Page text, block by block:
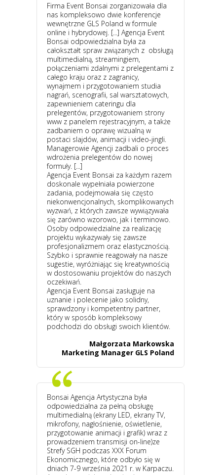
Firma Event Bonsai zorganizowała dla
nas kompleksowo dwie konferencje
wewnętrzne GLS Poland w formule
online i hybrydowej. [...] Agencja Event
Bonsai odpowiedzialna była za
całokształt spraw związanych z obsługą
multimedialną, streamingiem,
połączeniami zdalnymi z prelegentami z
całego kraju oraz z zagranicy,
wynajmem i przygotowaniem studia
nagrań, scenografii, sal warsztatowych,
zapewnieniem cateringu dla
prelegentów, przygotowaniem strony
www z panelem rejestracyjnym, a także
zadbaniem o oprawę wizualną w
postaci slajdów, animacji i video-jingli.
Managerowie Agencji zadbali o proces
wdrożenia prelegentów do nowej
formuły. [...]
Agencja Event Bonsai za każdym razem
doskonale wypełniała powierzone
zadania, podejmowała się często
niekonwencjonalnych, skomplikowanych
wyzwań, z których zawsze wywiązywała
się zarówno wzorowo, jak i terminowo.
Osoby odpowiedzialne za realizację
projektu wykazywały się zawsze
profesjonalizmem oraz elastycznością.
Szybko i sprawnie reagowały na nasze
sugestie, wyróżniając się kreatywnością
w dostosowaniu projektów do naszych
oczekiwań.
Agencja Event Bonsai zasługuje na
uznanie i polecenie jako solidny,
sprawdzony i kompetentny partner,
który w sposób kompleksowy
podchodzi do obsługi swoich klientów.
Małgorzata Markowska
Marketing Manager GLS Poland
Bonsai Agencja Artystyczna była
odpowiedzialna za pełną obsługę
multimedialną (ekrany LED, ekrany TV,
mikrofony, nagłośnienie, oświetlenie,
przygotowanie animacji i grafik) wraz z
prowadzeniem transmisji on-line)ze
Strefy SGH podczas XXX Forum
Ekonomicznego, które odbyło się w
dniach 7-9 września 2021 r. w Karpaczu.